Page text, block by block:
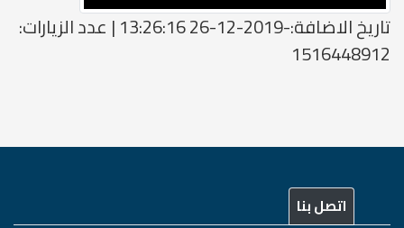
تاريخ الاضافة:-2019-12-26 13:26:16 | عدد الزيارات:
1516448912
اتصل بنا